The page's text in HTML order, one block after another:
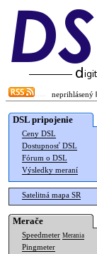
neprihlásený
DSL pripojenie
Ceny DSL
Dostupnosť DSL
Fórum o DSL
Výsledky meraní
Satelitná mapa SR
Merače
Speedmeter Merania
Pingmeter